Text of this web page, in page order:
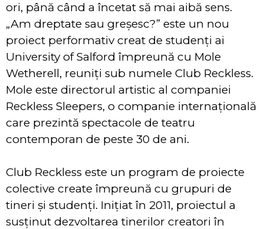
ori, până când a încetat să mai aibă sens.
„Am dreptate sau greșesc?” este un nou
proiect performativ creat de studenți ai
University of Salford împreună cu Mole
Wetherell, reuniți sub numele Club Reckless.
Mole este directorul artistic al companiei
Reckless Sleepers, o companie internațională
care prezintă spectacole de teatru
contemporan de peste 30 de ani.
Club Reckless este un program de proiecte
colective create împreună cu grupuri de
tineri și studenți. Inițiat în 2011, proiectul a
susținut dezvoltarea tinerilor creatori în